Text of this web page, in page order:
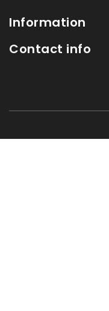
Information
Contact info